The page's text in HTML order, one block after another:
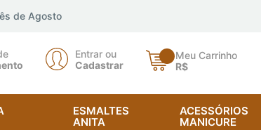
de Agosto
Entrar ou
Cadastrar
Meu Carrinho
R$
ESMALTES
ANITA
ACESSÓRIOS
MANICURE